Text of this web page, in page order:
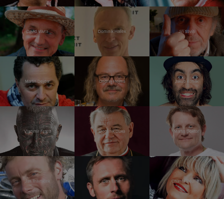
David Vávra Dominik Hašek Jiří Stivín
Martin Dejdar Ondřej Hejma Jakub Kohák
Vladimír Franz Dominik Duka Martin Doktor
Jan Trávníček Jan Tuna Chantal Poullain